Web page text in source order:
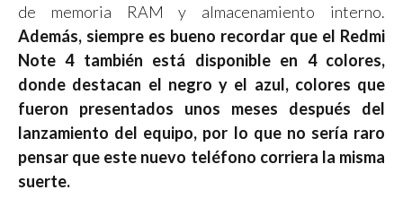
de memoria RAM y almacenamiento interno.
Además, siempre es bueno recordar que el Redmi
Note 4 también está disponible en 4 colores,
donde destacan el negro y el azul, colores que
fueron presentados unos meses después del
lanzamiento del equipo, por lo que no sería raro
pensar que este nuevo teléfono corriera la misma
suerte.